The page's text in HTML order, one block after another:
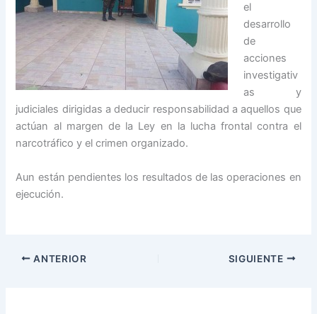
el
desarrollo
de
acciones
investigativ
as y
judiciales dirigidas a deducir responsabilidad a aquellos que
actúan al margen de la Ley en la lucha frontal contra el
narcotráfico y el crimen organizado.
Aun están pendientes los resultados de las operaciones en
ejecución.
ANTERIOR SIGUIENTE